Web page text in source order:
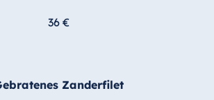
36 €
Zanderfilet